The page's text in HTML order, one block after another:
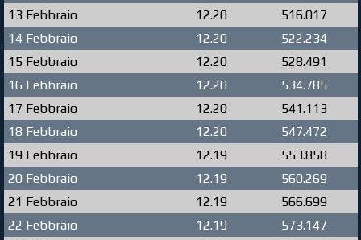
13 Febbraio 12.20
516.017
14 Febbraio
12.20
522.234
15 Febbraio
12.20
528.491
16 Febbraio
12.20
534.785
17 Febbraio
12.20
541.113
18 Febbraio
12.20
547.472
19 Febbraio
12.19
553.858
20 Febbraio
12.19
560.269
21 Febbraio
12.19
566.699
22 Febbraio
12.19
573.147